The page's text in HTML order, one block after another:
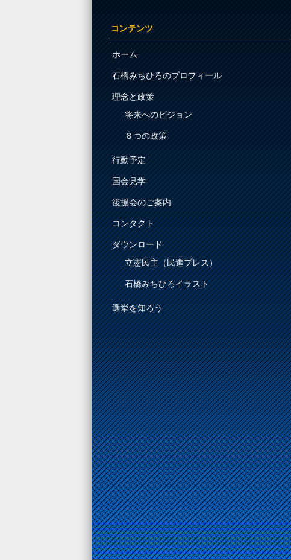
コンテンツ
ホーム
石橋みちひろのプロフィール
理念と政策
将来へのビジョン
８つの政策
行動予定
国会見学
後援会のご案内
コンタクト
ダウンロード
立憲民主（民進プレス）
石橋みちひろイラスト
選挙を知ろう